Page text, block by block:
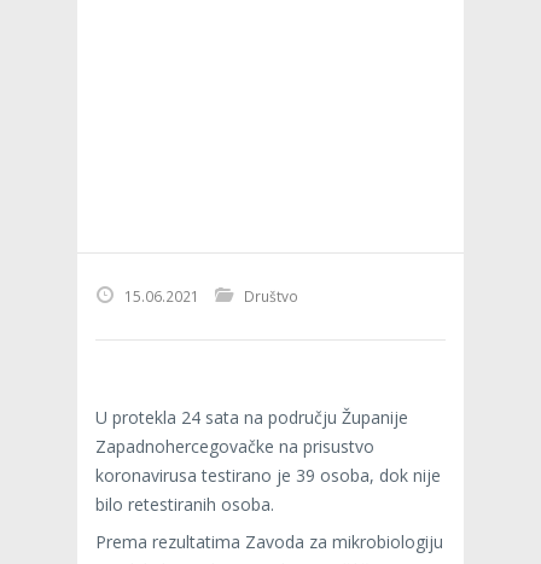
15.06.2021 Društvo
U protekla 24 sata na području Županije
Zapadnohercegovačke na prisustvo
koronavirusa testirano je 39 osoba, dok nije
bilo retestiranih osoba.
Prema rezultatima Zavoda za mikrobiologiju